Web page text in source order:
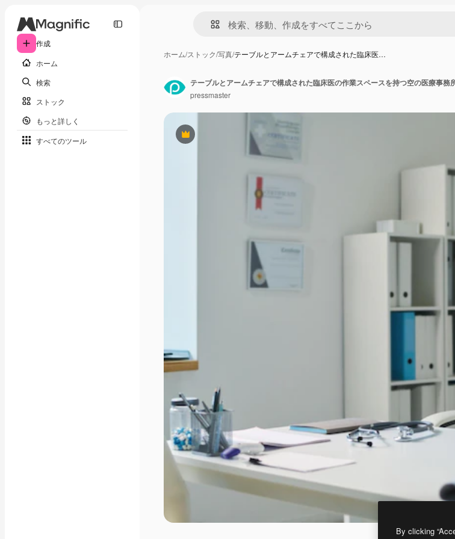
作成
ホーム
検索
ストック
もっと詳しく
すべてのツール
ホーム/ストック/写真/テーブルとアームチェアで構成された臨床医…
Premium
テーブルとアームチェアで構成された臨床医の作業スペースを持つ空の医療事務
pressmaster
By clicking